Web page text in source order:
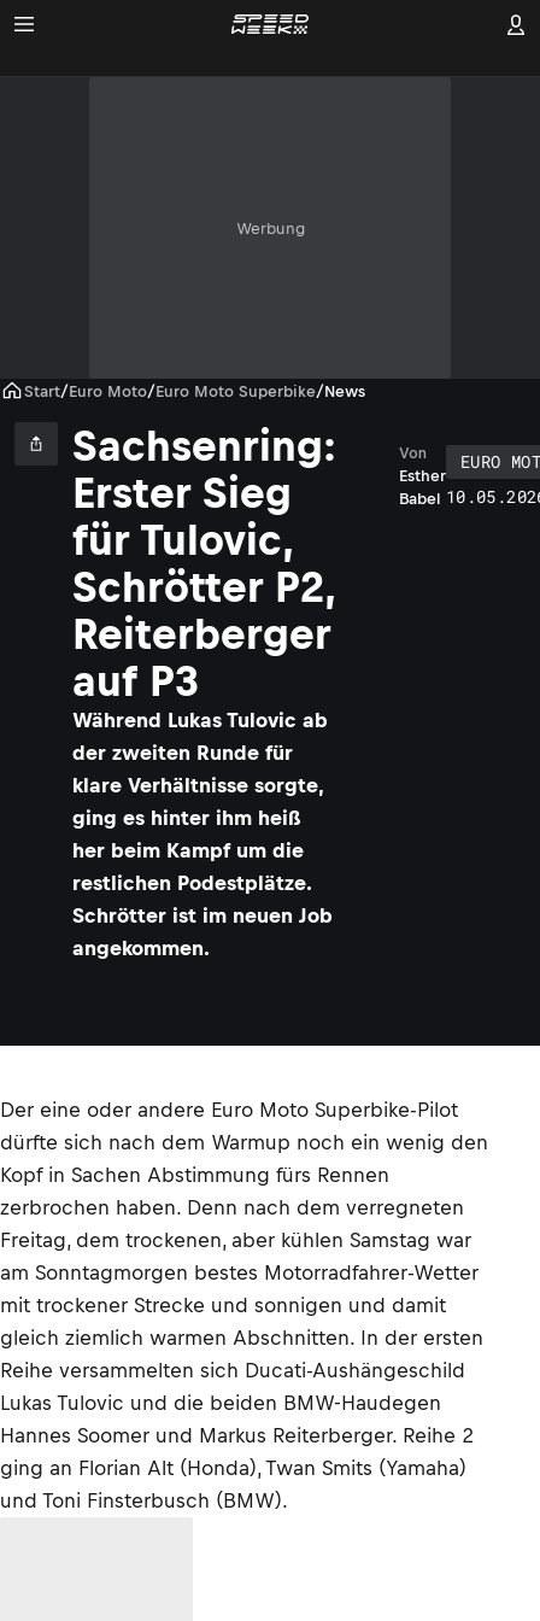
Werbung
Start/Euro Moto/Euro Moto Superbike/News
Sachsenring:
Erster Sieg
für Tulovic,
Schrötter P2,
Reiterberger
auf P3
Während Lukas Tulovic ab
der zweiten Runde für
klare Verhältnisse sorgte,
ging es hinter ihm heiß
her beim Kampf um die
restlichen Podestplätze.
Schrötter ist im neuen Job
angekommen.
Esther
Babel
Von
EURO
Der eine oder andere Euro Moto Superbike-Pilot
dürfte sich nach dem Warmup noch ein wenig den
Kopf in Sachen Abstimmung fürs Rennen
zerbrochen haben. Denn nach dem verregneten
Freitag, dem trockenen, aber kühlen Samstag war
am Sonntagmorgen bestes Motorradfahrer-Wetter
mit trockener Strecke und sonnigen und damit
gleich ziemlich warmen Abschnitten. In der ersten
Reihe versammelten sich Ducati-Aushängeschild
Lukas Tulovic und die beiden BMW-Haudegen
Hannes Soomer und Markus Reiterberger. Reihe 2
ging an Florian Alt (Honda), Twan Smits (Yamaha)
und Toni Finsterbusch (BMW).